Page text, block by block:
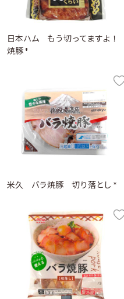
日本ハム もう切ってますよ！
焼豚 *
米久 バラ焼豚 切り落とし *